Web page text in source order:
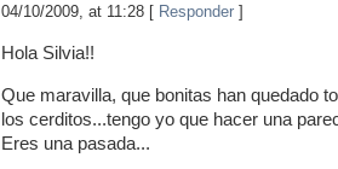
04/10/2009, at 11:28 [ Responder ]
Hola Silvia!!
Que maravilla, que bonitas han quedado
los cerditos...tengo yo que hacer una
Eres una pasada...